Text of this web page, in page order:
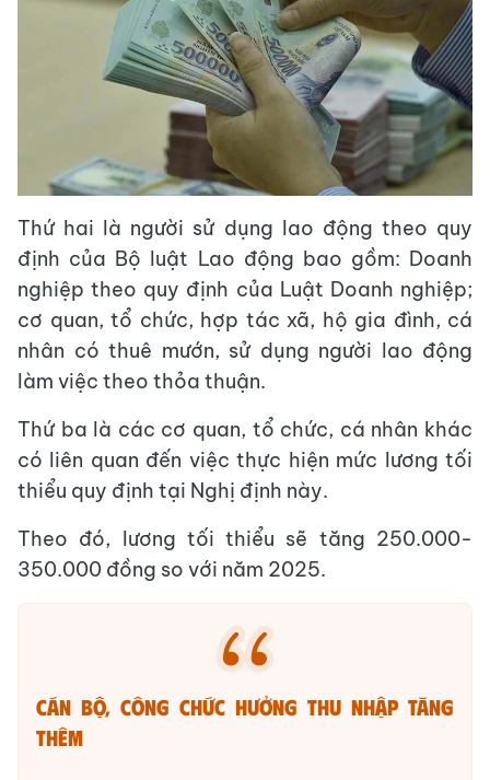
Thứ hai là người sử dụng lao động theo quy
định của Bộ luật Lao động bao gồm: Doanh
nghiệp theo quy định của Luật Doanh nghiệp;
cơ quan, tổ chức, hợp tác xã, hộ gia đình, cá
nhân có thuê mướn, sử dụng người lao động
làm việc theo thỏa thuận.
Thứ ba là các cơ quan, tổ chức, cá nhân khác
có liên quan đến việc thực hiện mức lương tối
thiểu quy định tại Nghị định này.
Theo đó, lương tối thiểu sẽ tăng 250.000-
350.000 đồng so với năm 2025.
CÁN BỘ, CÔNG CHỨC HƯỞNG THU NHẬP TĂNG
THÊM